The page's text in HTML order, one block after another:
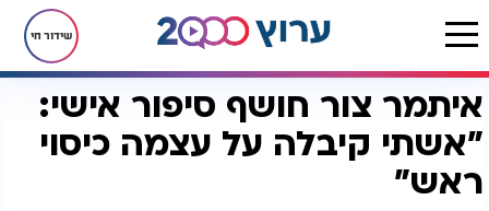
שידור חי
דף הבית יהדות איתמר צור חושף סיפור אישי: "אשתי קיבלה על עצמה כיסוי ראש"
איתמר צור חושף סיפור אישי:
"אשתי קיבלה על עצמה כיסוי
ראש"